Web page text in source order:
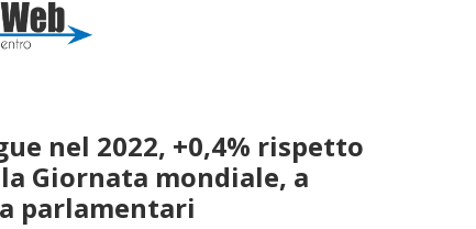
nel 2022, +0,4% rispetto
Giornata mondiale, a
parlamentari